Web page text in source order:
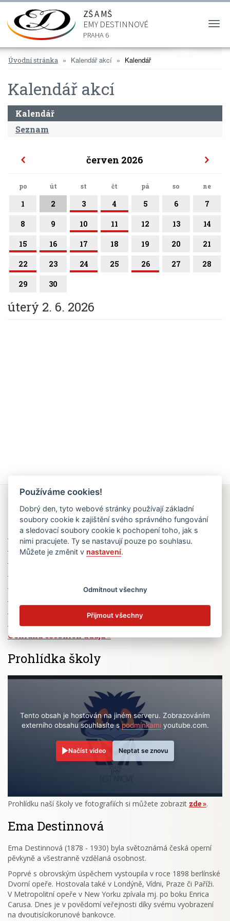
ZŠ A MŠ
EMY DESTINNOVÉ
PRAHA 6
Úvodní stránka Kalendář akcí Kalendář
Kalendář akcí
Kalendář
Seznam
červen 2026
po út st čt pá so ne
1 2 3 4 5 6 7
8 9 10 11 12 13 14
15 16 17 18 19 20 21
22 23 24 25 26 27 28
29 30
úterý 2. 6. 2026
Rychlé odkazy
Elektronická žákovská knížka
Jídelní lístek
Volná pracovní místa
Zřizovatel školy (MČ Praha 6)
Ochrana osobních údajů
Prohlídka školy
Tento obsah je hostován na jiném serveru. Zobrazováním
externího obsahu souhlasíte spodmínkamiyoutube.com.
Načíst video Neptat se znovu
Prohlídku naší školy ve fotografiích si můžete zobrazit zde .
Ema Destinnová
Ema Destinnová (1878 - 1930) byla světoznámá česká operní
pěvkyně a všestranně vzdělaná osobnost.
Poprvé s obrovským úspěchem vystoupila v roce 1898 berlínské
Dvorní opeře. Hostovala také v Londýně, Vídni, Praze či Paříži.
V Metropolitní opeře v New Yorku zpívala mj. po boku Enrica
Carusa. Dnes je v povědomí veřejnosti díky svému vyobrazení
na dvoutisícikorunové bankovce.
Používáme cookies!
Dobrý den, tyto webové stránky používají základní
soubory cookie k zajištění svého správného fungování
a sledovací soubory cookie k pochopení toho, jak s
nimi pracujete. Ty se nastavují pouze po souhlasu.
Můžete je změnit v nastavení.
Odmítnout všechny
Přijmout všechny